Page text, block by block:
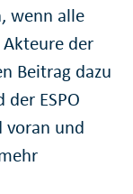
wenn alle
der
Beitrag dazu
ESPO
voran und